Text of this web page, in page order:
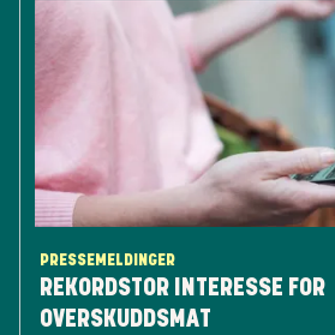
PRESSEMELDINGER
REKORDSTOR INTERESSE FOR
OVERSKUDDSMAT